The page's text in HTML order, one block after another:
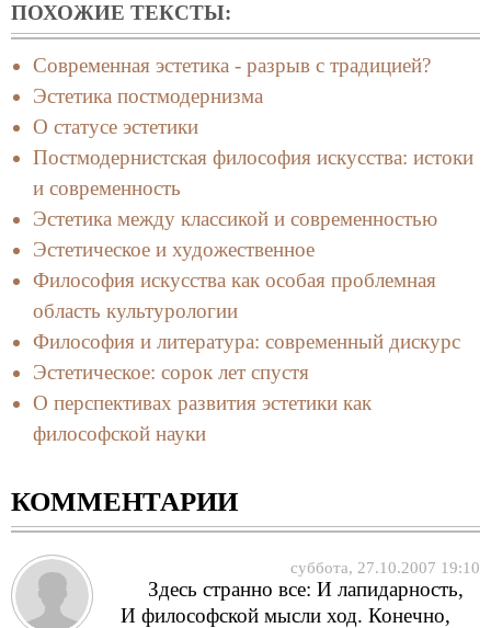
ПОХОЖИЕ ТЕКСТЫ:
Современная эстетика - разрыв с традицией?
Эстетика постмодернизма
О статусе эстетики
Постмодернистская философия искусства: истоки
и современность
Эстетика между классикой и современностью
Эстетическое и художественное
Философия искусства как особая проблемная
область культурологии
Философия и литература: современный дискурс
Эстетическое: сорок лет спустя
О перспективах развития эстетики как
философской науки
КОММЕНТАРИИ
суббота, 27.10.2007 19:10
Здесь странно все: И лапидарность,
И философской мысли ход. Конечно,